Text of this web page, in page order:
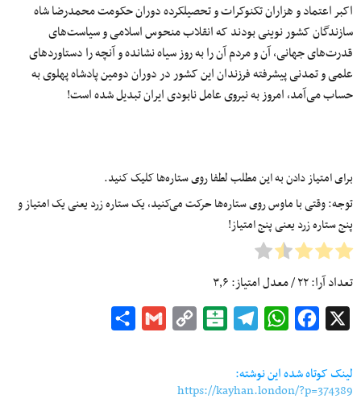
اکبر اعتماد و هزاران تکنوکرات و تحصیلکرده دوران حکومت محمدرضا شاه
سازندگان کشور نوینی بودند که انقلاب منحوس اسلامی و سیاست‌های
قدرت‌های جهانی، آن و مردم آن را به روز سیاه نشانده و آنچه را دستاوردهای
علمی و تمدنی پیشرفته فرزندان این کشور در دوران دومین پادشاه پهلوی به
حساب می‌آمد، امروز به نیروی عامل نابودی ایران تبدیل شده است!
برای امتیاز دادن به این مطلب لطفا روی ستاره‌ها کلیک کنید.
توجه: وقتی با ماوس روی ستاره‌ها حرکت می‌کنید، یک ستاره زرد یعنی یک امتیاز و
پنج ستاره زرد یعنی پنج امتیاز!
تعداد آرا:۲۲/ معدل امتیاز:۳٫۶
Facebook
WhatsApp
Telegram
Balatarin
Copy
Gmail
لینک کوتاه شده این نوشته:
https://kayhan.london/?p=374389